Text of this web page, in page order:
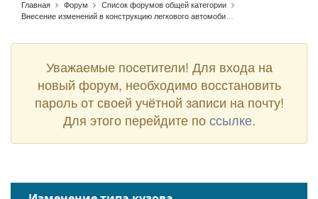
Главная Форум
Список форумов общей категории
Уважаемые посетители! Для входа на
новый форум, необходимо восстановить
пароль от своей учётной записи на почту!
Для этого перейдите поссылке.